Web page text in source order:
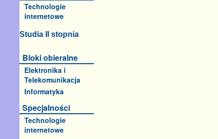
Technologie
internetowe
Studia II stopnia
Bloki obieralne
Elektronika i
Telekomunikacja
Informatyka
Specjalności
Technologie
internetowe